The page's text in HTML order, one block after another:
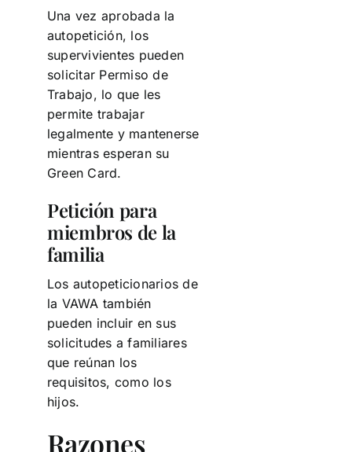
Una vez aprobada la
autopetición, los
supervivientes pueden
solicitar Permiso de
Trabajo, lo que les
permite trabajar
legalmente y mantenerse
mientras esperan su
Green Card.
Petición para
miembros de la
familia
Los autopeticionarios de
la VAWA también
pueden incluir en sus
solicitudes a familiares
que reúnan los
requisitos, como los
hijos.
Razones